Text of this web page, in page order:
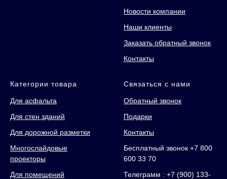
Новости компании
Наши клиенты
Заказать обратный звонок
Контакты
Категории товара
Для асфальта
Для стен зданий
Для дорожной разметки
Многослайдовые
проекторы
Для помещений
Связаться с нами
Обратный звонок
Подарки
Контакты
Бесплатный звонок +7 800
600 33 70
Телеграмм : +7 (900) 133-